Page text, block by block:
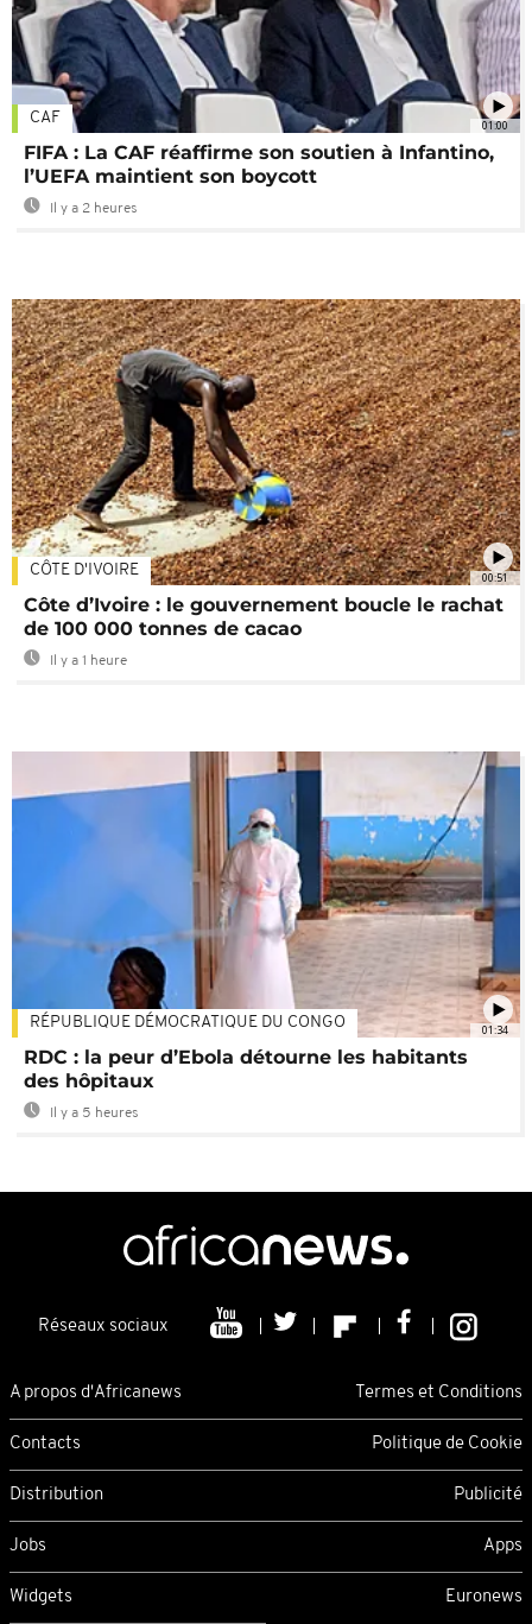
01:00
CAF
FIFA : La CAF réaffirme son soutien à Infantino,
l’UEFA maintient son boycott
Il y a 2 heures
00:51
CÔTE D'IVOIRE
Côte d’Ivoire : le gouvernement boucle le rachat
de 100 000 tonnes de cacao
Il y a 1 heure
01:34
RÉPUBLIQUE DÉMOCRATIQUE DU CONGO
RDC : la peur d’Ebola détourne les habitants
des hôpitaux
Il y a 5 heures
Réseaux sociaux
A propos d'Africanews Termes et Conditions
Contacts Politique de Cookie
Distribution Publicité
Jobs Apps
Widgets Euronews